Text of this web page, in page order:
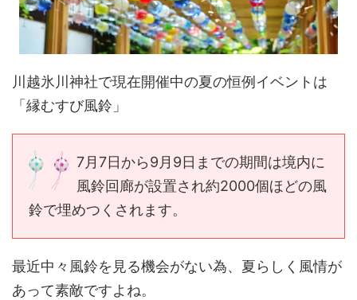
川越氷川神社で現在開催中の夏の恒例イベントは
「縁むすび風鈴」
7月7日から9月9日までの期間は境内に
風鈴回廊が設置され約2000個ほどの風
鈴で埋めつくされます。
最近中々風鈴を見る機会がない為、夏らしく風情が
あって素敵ですよね。